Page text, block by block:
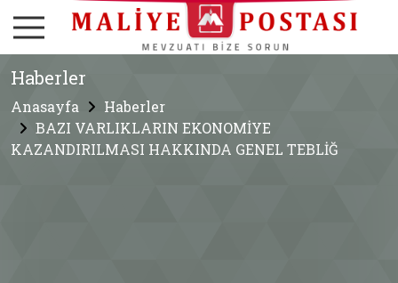
Haberler
Anasayfa
Haberler
BAZI VARLIKLARIN EKONOMİYE
KAZANDIRILMASI HAKKINDA GENEL TEBLİĞ